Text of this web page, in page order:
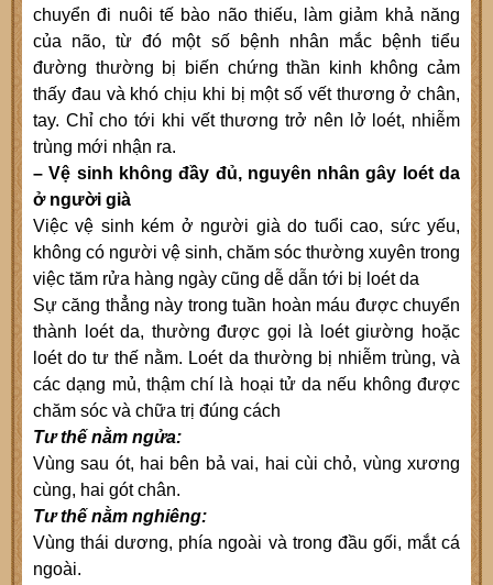
chuyển đi nuôi tế bào não thiếu, làm giảm khả năng
của não, từ đó một số bệnh nhân mắc bệnh tiểu
đường thường bị biến chứng thần kinh không cảm
thấy đau và khó chịu khi bị một số vết thương ở chân,
tay. Chỉ cho tới khi vết thương trở nên lở loét, nhiễm
trùng mới nhận ra.
– Vệ sinh không đầy đủ, nguyên nhân gây loét da
ở người già
Việc vệ sinh kém ở người già do tuổi cao, sức yếu,
không có người vệ sinh, chăm sóc thường xuyên trong
việc tăm rửa hàng ngày cũng dễ dẫn tới bị loét da
Sự căng thẳng này trong tuần hoàn máu được chuyển
thành loét da, thường được gọi là loét giường hoặc
loét do tư thế nằm. Loét da thường bị nhiễm trùng, và
các dạng mủ, thậm chí là hoại tử da nếu không được
chăm sóc và chữa trị đúng cách
Tư thế nằm ngửa:
Vùng sau ót, hai bên bả vai, hai cùi chỏ, vùng xương
cùng, hai gót chân.
Tư thế nằm nghiêng:
Vùng thái dương, phía ngoài và trong đầu gối, mắt cá
ngoài.